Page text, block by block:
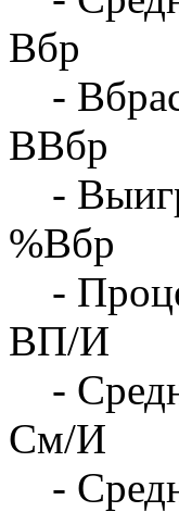
Вбр
-
ВВбр
-
%Вбр
-
ВП/И
-
См/И
-